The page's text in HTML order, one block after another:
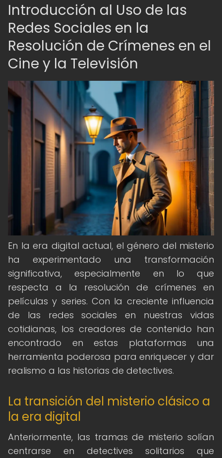
Introducción al Uso de las
Redes Sociales en la
Resolución de Crímenes en el
Cine y la Televisión
En la era digital actual, el género del misterio
ha experimentado una transformación
significativa, especialmente en lo que
respecta a la resolución de crímenes en
películas y series. Con la creciente influencia
de las redes sociales en nuestras vidas
cotidianas, los creadores de contenido han
encontrado en estas plataformas una
herramienta poderosa para enriquecer y dar
realismo a las historias de detectives.
La transición del misterio clásico a
la era digital
Anteriormente, las tramas de misterio solían
centrarse en detectives solitarios que